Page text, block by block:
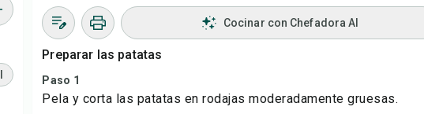
Cocinar con Chefadora AI
Preparar las patatas
Paso 1
Pela y corta las patatas en rodajas moderadamente gruesas.